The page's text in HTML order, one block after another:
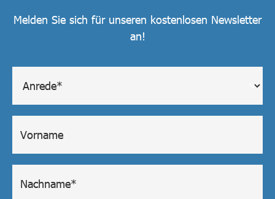
Melden Sie sich für unseren kostenlosen Newsletter
an!